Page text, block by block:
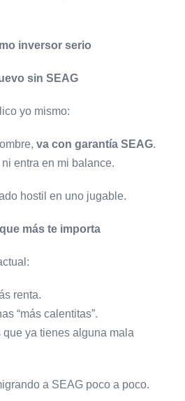
inversor serio
sin SEAG
yo mismo:
va con garantía SEAG.
entra en mi balance.
hostil en uno jugable.
que más te importa
renta.
“más calentitas”.
que ya tienes alguna mala
a SEAG poco a poco.